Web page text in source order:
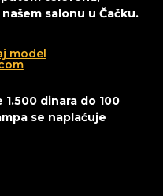
salonu u Čačku.
model
dinara do 100
se naplaćuje